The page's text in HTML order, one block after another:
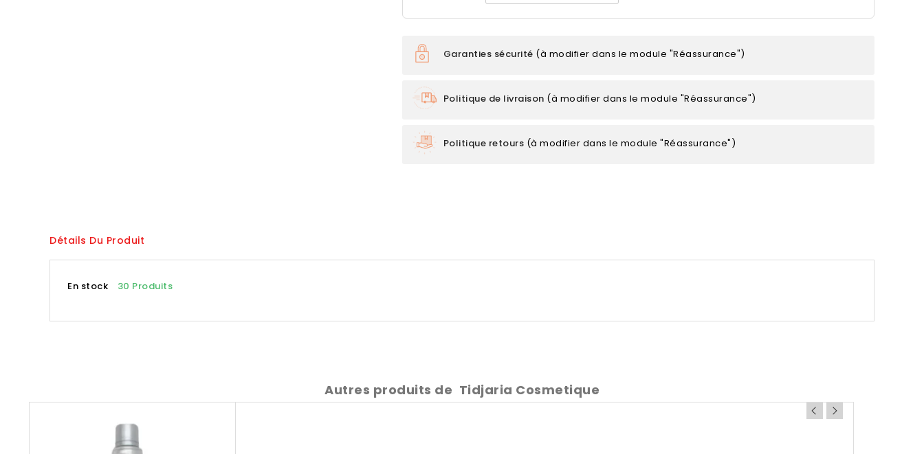
Garanties sécurité (à modifier dans le module "Réassurance")
Politique de livraison (à modifier dans le module "Réassurance")
Politique retours (à modifier dans le module "Réassurance")
Détails Du Produit
En stock 30 Produits
Autres produits de Tidjaria Cosmetique